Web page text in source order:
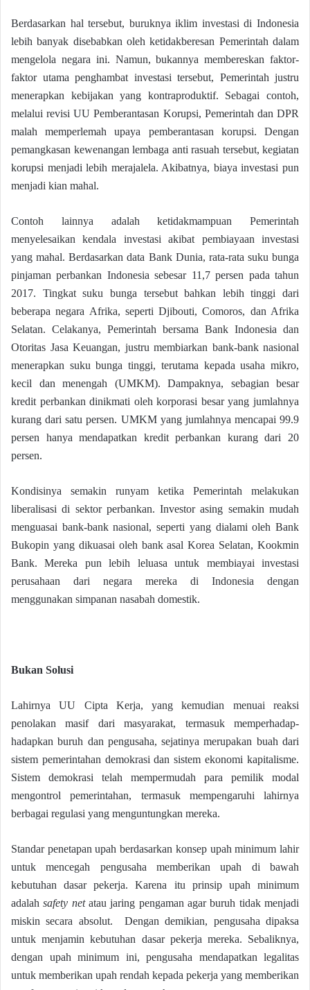
Berdasarkan hal tersebut, buruknya iklim investasi di Indonesia
lebih banyak disebabkan oleh ketidakberesan Pemerintah dalam
mengelola negara ini. Namun, bukannya membereskan faktor-
faktor utama penghambat investasi tersebut, Pemerintah justru
menerapkan kebijakan yang kontraproduktif. Sebagai contoh,
melalui revisi UU Pemberantasan Korupsi, Pemerintah dan DPR
malah memperlemah upaya pemberantasan korupsi. Dengan
pemangkasan kewenangan lembaga anti rasuah tersebut, kegiatan
korupsi menjadi lebih merajalela. Akibatnya, biaya investasi pun
menjadi kian mahal.
Contoh lainnya adalah ketidakmampuan Pemerintah
menyelesaikan kendala investasi akibat pembiayaan investasi
yang mahal. Berdasarkan data Bank Dunia, rata-rata suku bunga
pinjaman perbankan Indonesia sebesar 11,7 persen pada tahun
2017. Tingkat suku bunga tersebut bahkan lebih tinggi dari
beberapa negara Afrika, seperti Djibouti, Comoros, dan Afrika
Selatan. Celakanya, Pemerintah bersama Bank Indonesia dan
Otoritas Jasa Keuangan, justru membiarkan bank-bank nasional
menerapkan suku bunga tinggi, terutama kepada usaha mikro,
kecil dan menengah (UMKM). Dampaknya, sebagian besar
kredit perbankan dinikmati oleh korporasi besar yang jumlahnya
kurang dari satu persen. UMKM yang jumlahnya mencapai 99.9
persen hanya mendapatkan kredit perbankan kurang dari 20
persen.
Kondisinya semakin runyam ketika Pemerintah melakukan
liberalisasi di sektor perbankan. Investor asing semakin mudah
menguasai bank-bank nasional, seperti yang dialami oleh Bank
Bukopin yang dikuasai oleh bank asal Korea Selatan, Kookmin
Bank. Mereka pun lebih leluasa untuk membiayai investasi
perusahaan dari negara mereka di Indonesia dengan
menggunakan simpanan nasabah domestik.
Bukan Solusi
Lahirnya UU Cipta Kerja, yang kemudian menuai reaksi
penolakan masif dari masyarakat, termasuk memperhadap-
hadapkan buruh dan pengusaha, sejatinya merupakan buah dari
sistem pemerintahan demokrasi dan sistem ekonomi kapitalisme.
Sistem demokrasi telah mempermudah para pemilik modal
mengontrol pemerintahan, termasuk mempengaruhi lahirnya
berbagai regulasi yang menguntungkan mereka.
Standar penetapan upah berdasarkan konsep upah minimum lahir
untuk mencegah pengusaha memberikan upah di bawah
kebutuhan dasar pekerja. Karena itu prinsip upah minimum
adalahsafety netatau jaring pengaman agar buruh tidak menjadi
miskin secara absolut. Dengan demikian, pengusaha dipaksa
untuk menjamin kebutuhan dasar pekerja mereka. Sebaliknya,
dengan upah minimum ini, pengusaha mendapatkan legalitas
untuk memberikan upah rendah kepada pekerja yang memberikan